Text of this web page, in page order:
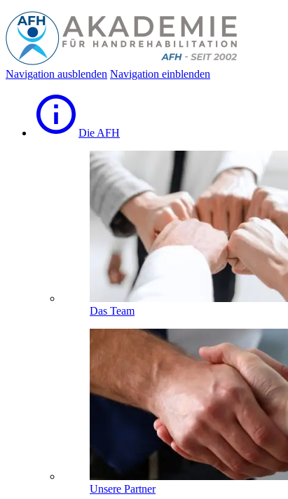
Navigation ausblenden Navigation einblenden
Die AFH
Das Team
Unsere Partner